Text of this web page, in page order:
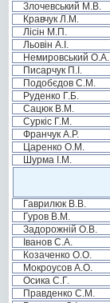
Злочевський М.В.
Кравчук Л.М.
Лісін М.П.
Льовін А.І.
Немировський О.А.
Писарчук П.І.
Подобєдов С.М.
Руденко Г.Б.
Сацюк В.М.
Суркіс Г.М.
Франчук А.Р.
Царенко О.М.
Шурма І.М.
Гаврилюк В.В.
Гуров В.М.
Задорожній О.В.
Іванов С.А.
Козаченко О.О.
Мокроусов А.О.
Осика С.Г.
Правденко С.М.